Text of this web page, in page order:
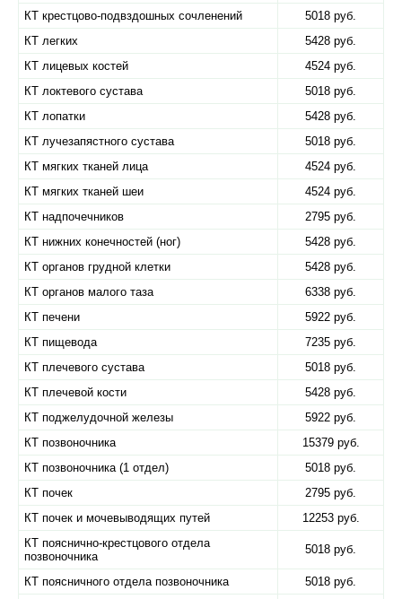
КТ крестцово-подвздошных сочленений
5018 руб.
КТ легких
5428 руб.
КТ лицевых костей
4524 руб.
КТ локтевого сустава
5018 руб.
КТ лопатки
5428 руб.
КТ лучезапястного сустава
5018 руб.
КТ мягких тканей лица
4524 руб.
КТ мягких тканей шеи
4524 руб.
КТ надпочечников
2795 руб.
КТ нижних конечностей (ног)
5428 руб.
КТ органов грудной клетки
5428 руб.
КТ органов малого таза
6338 руб.
КТ печени
5922 руб.
КТ пищевода
7235 руб.
КТ плечевого сустава
5018 руб.
КТ плечевой кости
5428 руб.
КТ поджелудочной железы
5922 руб.
КТ позвоночника
15379 руб.
КТ позвоночника (1 отдел)
5018 руб.
КТ почек
2795 руб.
КТ почек и мочевыводящих путей
12253 руб.
КТ пояснично-крестцового отдела
позвоночника
5018 руб.
КТ поясничного отдела позвоночника
5018 руб.